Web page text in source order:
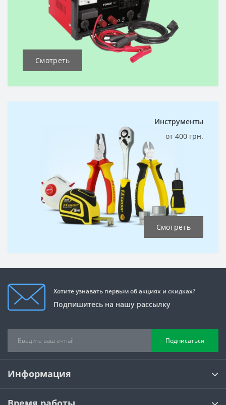
Смотреть
Инструменты
от 400 грн.
Смотреть
Хотите узнавать первым об акциях и скидках?
Подпишитесь на нашу рассылку
Подписаться
Информация